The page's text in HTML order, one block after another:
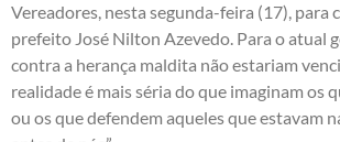
Vereadores, nesta segunda-feira (17), para
prefeito José Nilton Azevedo. Para o atual
contra a herança maldita não estariam
realidade é mais séria do que imaginam os
ou os que defendem aqueles que estavam